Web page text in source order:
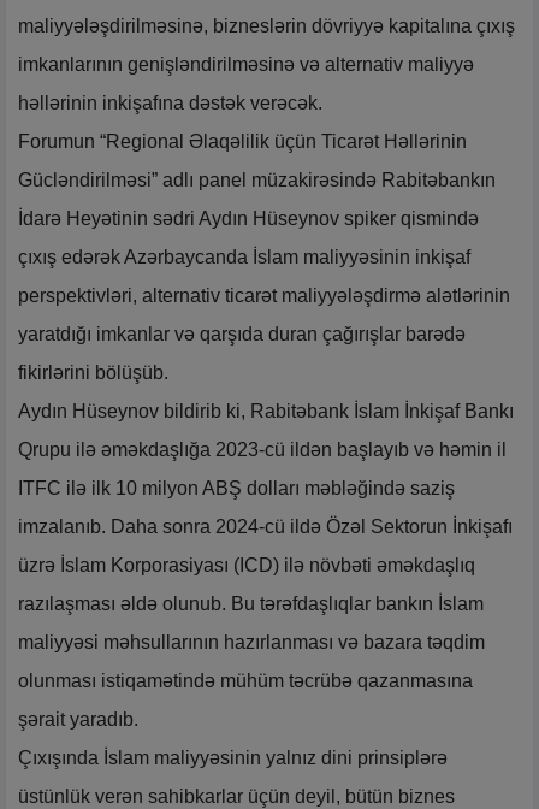
maliyyələşdirilməsinə, bizneslərin dövriyyə kapitalına çıxış
imkanlarının genişləndirilməsinə və alternativ maliyyə
həllərinin inkişafına dəstək verəcək.
Forumun “Regional Əlaqəlilik üçün Ticarət Həllərinin
Gücləndirilməsi” adlı panel müzakirəsində Rabitəbankın
İdarə Heyətinin sədri Aydın Hüseynov spiker qismində
çıxış edərək Azərbaycanda İslam maliyyəsinin inkişaf
perspektivləri, alternativ ticarət maliyyələşdirmə alətlərinin
yaratdığı imkanlar və qarşıda duran çağırışlar barədə
fikirlərini bölüşüb.
Aydın Hüseynov bildirib ki, Rabitəbank İslam İnkişaf Bankı
Qrupu ilə əməkdaşlığa 2023-cü ildən başlayıb və həmin il
ITFC ilə ilk 10 milyon ABŞ dolları məbləğində saziş
imzalanıb. Daha sonra 2024-cü ildə Özəl Sektorun İnkişafı
üzrə İslam Korporasiyası (ICD) ilə növbəti əməkdaşlıq
razılaşması əldə olunub. Bu tərəfdaşlıqlar bankın İslam
maliyyəsi məhsullarının hazırlanması və bazara təqdim
olunması istiqamətində mühüm təcrübə qazanmasına
şərait yaradıb.
Çıxışında İslam maliyyəsinin yalnız dini prinsiplərə
üstünlük verən sahibkarlar üçün deyil, bütün biznes